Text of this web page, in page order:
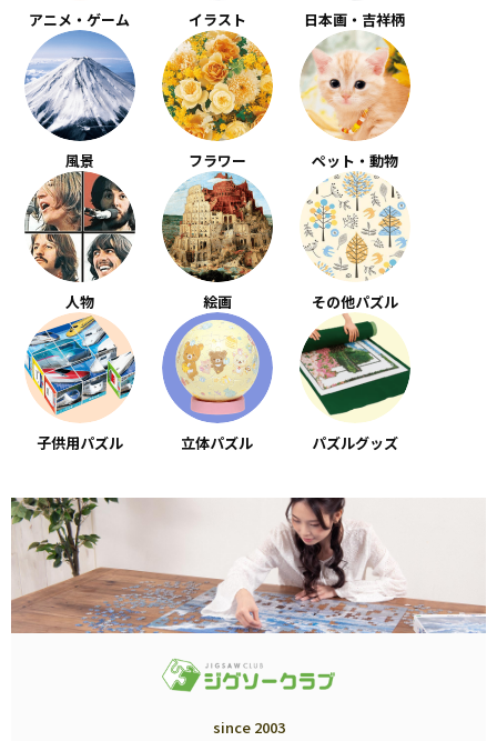
アニメ・ゲーム イラスト 日本画・吉祥柄
風景 フラワー ペット・動物
人物 絵画 その他パズル
子供用パズル 立体パズル パズルグッズ
since 2003